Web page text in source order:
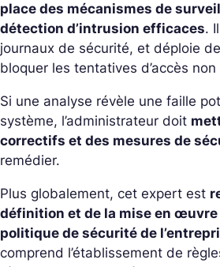
place des mécanismes de
détection d’intrusion efficaces.
journaux de sécurité, et déploie
bloquer les tentatives d’accès
Si une analyse révèle une faille
système, l’administrateur doit
correctifs et des mesures de
remédier.
Plus globalement, cet expert est
définition et de la mise en œuvre
politique de sécurité de
comprend l’établissement de